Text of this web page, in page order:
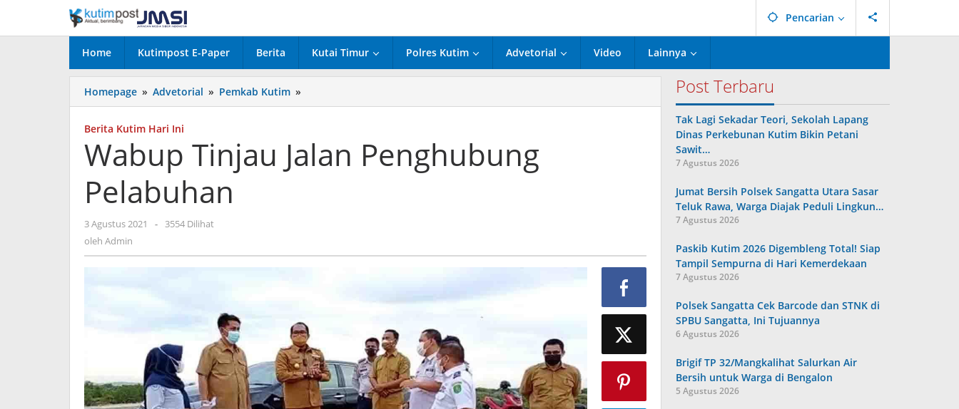
konten
Pencarian
Home Kutimpost E-Paper Berita Kutai Timur Polres Kutim Advetorial Video Lainnya
Homepage » Advetorial » Pemkab Kutim »
Tinjau
Pelabuhan
Berita Kutim Hari Ini
Wabup Tinjau Jalan Penghubung
Pelabuhan
3 Agustus 2021
oleh
- 3554 Dilihat
oleh Admin
Post Terbaru
Tak Lagi Sekadar Teori, Sekolah Lapang
Dinas Perkebunan Kutim Bikin Petani
Sawit…
7 Agustus 2026
Jumat Bersih Polsek Sangatta Utara Sasar
Teluk Rawa, Warga Diajak Peduli Lingkun…
7 Agustus 2026
Paskib Kutim 2026 Digembleng Total! Siap
Tampil Sempurna di Hari Kemerdekaan
7 Agustus 2026
Polsek Sangatta Cek Barcode dan STNK di
SPBU Sangatta, Ini Tujuannya
6 Agustus 2026
Brigif TP 32/Mangkalihat Salurkan Air
Bersih untuk Warga di Bengalon
5 Agustus 2026